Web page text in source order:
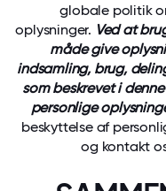
globale politik
oplysninger. Ved at
måde give
indsamling, brug,
som beskrevet i
personlige
beskyttelse af
og kontakt